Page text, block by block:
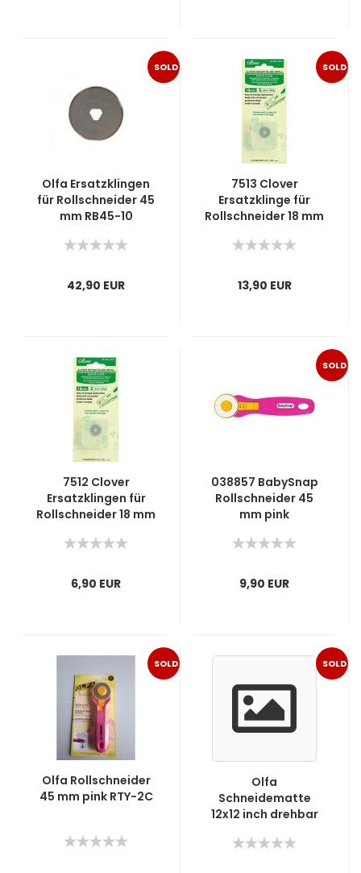
SOLD
Olfa Ersatzklingen
für Rollschneider 45
mm RB45-10
42,90 EUR
SOLD
7513 Clover
Ersatzklinge für
Rollschneider 18 mm
13,90 EUR
7512 Clover
Ersatzklingen für
Rollschneider 18 mm
6,90 EUR
SOLD
038857 BabySnap
Rollschneider 45
mm pink
9,90 EUR
SOLD
Olfa Rollschneider
45 mm pink RTY-2C
SOLD
Olfa
Schneidematte
12x12 inch drehbar